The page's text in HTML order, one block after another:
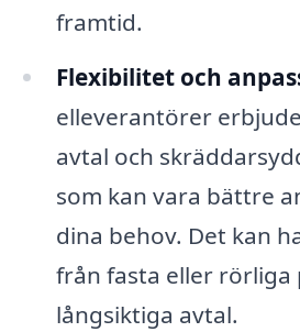
framtid.
Flexibilitet och
elleverantörer
avtal och
som kan vara bättre
dina behov. Det kan
från fasta eller rörliga
långsiktiga avtal.